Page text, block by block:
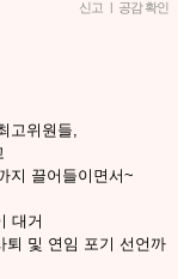
신고 공감 확인
고위원들,
지 끌어들이면서~
대거
퇴 및 연임 포기 선언까